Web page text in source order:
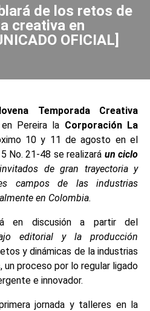
de los retos de
creativa en
OFICIAL]
Temporada Creativa
Pereira la Corporación La
10 y 11 de agosto en el
No. 21-48 se realizará un ciclo
de gran trayectoria y
campos de las industrias
en Colombia.
en discusión a partir del
editorial y la producción
y dinámicas de la industrias
proceso por lo regular ligado
e innovador.
jornada y talleres en la